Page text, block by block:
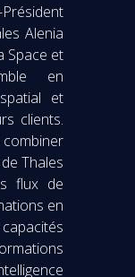
Alenia
Space et
en
et
clients.
Thales
flux de
en